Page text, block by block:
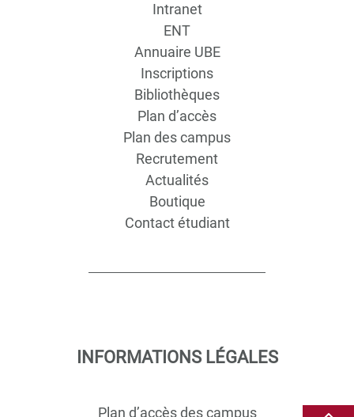
Intranet
ENT
Annuaire UBE
Inscriptions
Bibliothèques
Plan d’accès
Plan des campus
Recrutement
Actualités
Boutique
Contact étudiant
INFORMATIONS LÉGALES
Plan d’accès des campus